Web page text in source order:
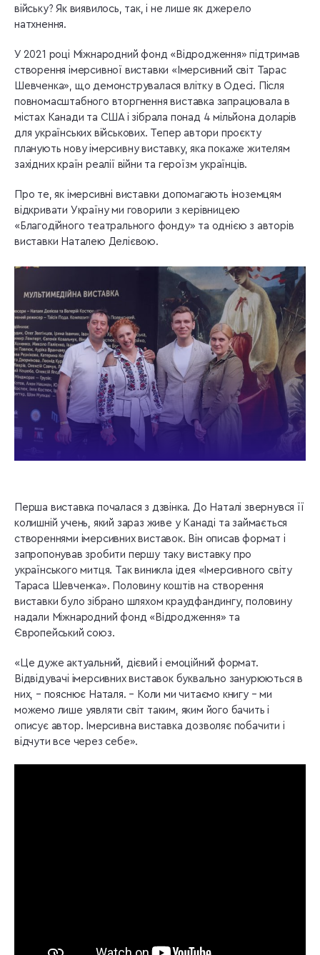
війську? Як виявилось, так, і не лише як джерело
натхнення.
У 2021 році Міжнародний фонд «Відродження» підтримав
створення імерсивної виставки «Імерсивний світ Тарас
Шевченка», що демонструвалася влітку в Одесі. Після
повномасштабного вторгнення виставка запрацювала в
містах Канади та США і зібрала понад 4 мільйона доларів
для українських військових. Тепер автори проєкту
планують нову імерсивну виставку, яка покаже жителям
західних країн реалії війни та героїзм українців.
Про те, як імерсивні виставки допомагають іноземцям
відкривати Україну ми говорили з керівницею
«Благодійного театрального фонду» та однією з авторів
виставки Наталею Делієвою.
Перша виставка почалася з дзвінка. До Наталі звернувся її
колишній учень, який зараз живе у Канаді та займається
створеннями імерсивних виставок. Він описав формат і
запропонував зробити першу таку виставку про
українського митця. Так виникла ідея «Імерсивного світу
Тараса Шевченка». Половину коштів на створення
виставки було зібрано шляхом краудфандингу, половину
надали Міжнародний фонд «Відродження» та
Європейський союз.
«Це дуже актуальний, дієвий і емоційний формат.
Відвідувачі імерсивних виставок буквально занурюються в
них, – пояснює Наталя. – Коли ми читаємо книгу – ми
можемо лише уявляти світ таким, яким його бачить і
описує автор. Імерсивна виставка дозволяє побачити і
відчути все через себе».